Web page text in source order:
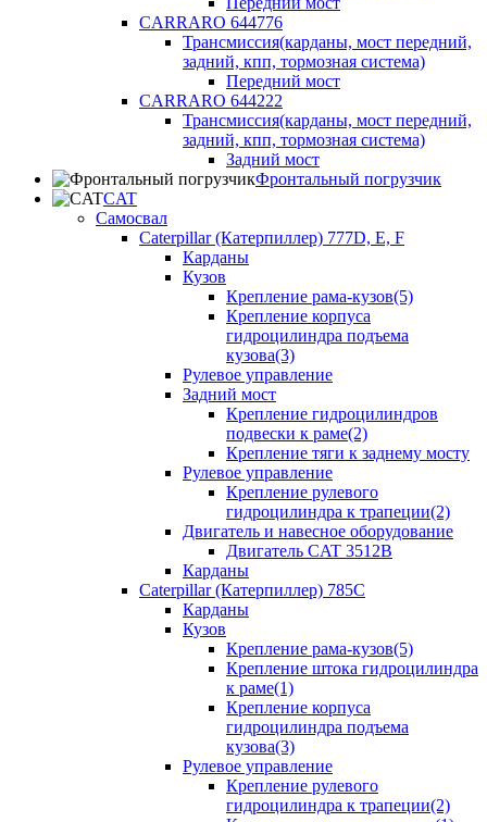
CARRARO 644776
Трансмиссия(карданы, мост передний,
задний, кпп, тормозная система)
Передний мост
CARRARO 644222
Трансмиссия(карданы, мост передний,
задний, кпп, тормозная система)
Задний мост
Фронтальный погрузчик
CAT
Самосвал
Caterpillar (Катерпиллер) 777D, E, F
Карданы
Кузов
Крепление рама-кузов(5)
Крепление корпуса
гидроцилиндра подъема
кузова(3)
Рулевое управление
Задний мост
Крепление гидроцилиндров
подвески к раме(2)
Крепление тяги к заднему мосту
Рулевое управление
Крепление рулевого
гидроцилиндра к трапеции(2)
Двигатель и навесное оборудование
Двигатель CAT 3512B
Карданы
Caterpillar (Катерпиллер) 785C
Карданы
Кузов
Крепление рама-кузов(5)
Крепление штока гидроцилиндра
к раме(1)
Крепление корпуса
гидроцилиндра подъема
кузова(3)
Рулевое управление
Крепление рулевого
гидроцилиндра к трапеции(2)